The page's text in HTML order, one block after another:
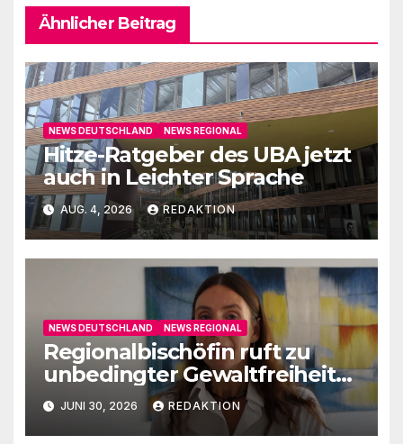
Ähnlicher Beitrag
NEWS DEUTSCHLAND NEWS REGIONAL
Hitze-Ratgeber des UBA jetzt
auch in Leichter Sprache
AUG. 4, 2026 REDAKTION
NEWS DEUTSCHLAND NEWS REGIONAL
Regionalbischöfin ruft zu
unbedingter Gewaltfreiheit
aufJUNI 30, 2026 REDAKTION